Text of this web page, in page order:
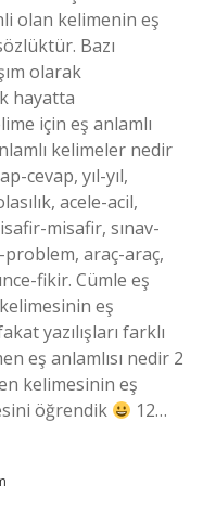
olan kelimenin eş
Bazı
olarak
hayatta
için eş anlamlı
kelimeler nedir
cevap, yıl-yıl,
acele-acil,
misafir, sınav-
araç-araç,
fikir. Cümle eş
kelimesinin eş
yazılışları farklı
eş anlamlısı nedir 2
kelimesinin eş
öğrendik
12…